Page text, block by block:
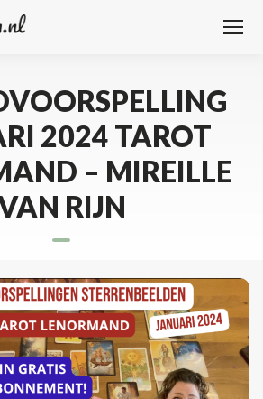
2024 TAROT
– MIREILLE
RIJN